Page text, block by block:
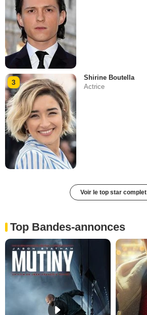
3
Shirine Boutella
Actrice
Voir le top star complet
Top Bandes-annonces